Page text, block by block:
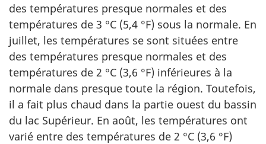
des températures presque normales et des
températures de 3 °C (5,4 °F) sous la normale. En
juillet, les températures se sont situées entre
des températures presque normales et des
températures de 2 °C (3,6 °F) inférieures à la
normale dans presque toute la région. Toutefois,
il a fait plus chaud dans la partie ouest du bassin
du lac Supérieur. En août, les températures ont
varié entre des températures de 2 °C (3,6 °F)